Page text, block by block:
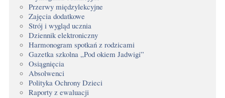
Przerwy międzylekcyjne
Zajęcia dodatkowe
Strój i wygląd ucznia
Dziennik elektroniczny
Harmonogram spotkań z rodzicami
Gazetka szkolna „Pod okiem Jadwigi”
Osiągnięcia
Absolwenci
Polityka Ochrony Dzieci
Raporty z ewaluacji